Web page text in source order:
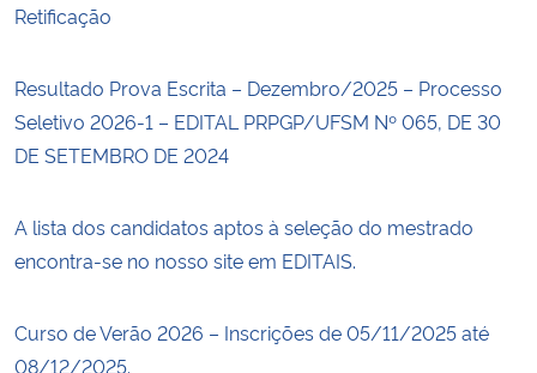
Retificação
Resultado Prova Escrita – Dezembro/2025 – Processo
Seletivo 2026-1 – EDITAL PRPGP/UFSM Nº 065, DE 30
DE SETEMBRO DE 2024
A lista dos candidatos aptos à seleção do mestrado
encontra-se no nosso site em EDITAIS.
Curso de Verão 2026 – Inscrições de 05/11/2025 até
08/12/2025.